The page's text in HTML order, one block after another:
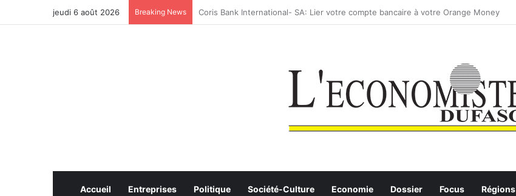
jeudi 6 août 2026 Breaking News CAN féminine 2026 : les Etalons Dames quittent la compétition
Accueil Entreprises Politique Société-Culture Economie Dossier Focus Régions